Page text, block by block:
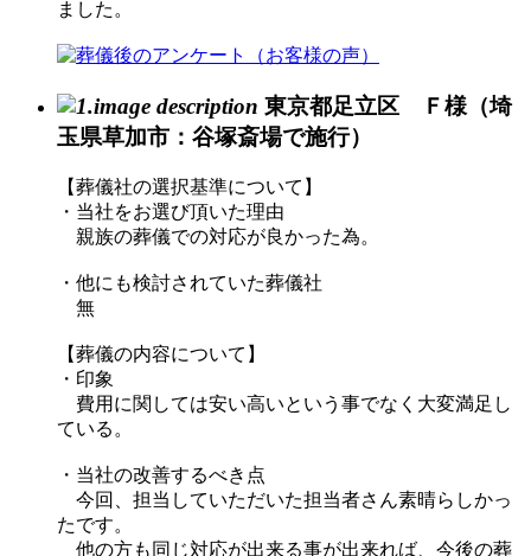
ました。
東京都足立区 Ｆ様（埼
玉県草加市：谷塚斎場で施行）
【葬儀社の選択基準について】
・当社をお選び頂いた理由
親族の葬儀での対応が良かった為。
・他にも検討されていた葬儀社
無
【葬儀の内容について】
・印象
費用に関しては安い高いという事でなく大変満足し
ている。
・当社の改善するべき点
今回、担当していただいた担当者さん素晴らしかっ
たです。
他の方も同じ対応が出来る事が出来れば、今後の葬